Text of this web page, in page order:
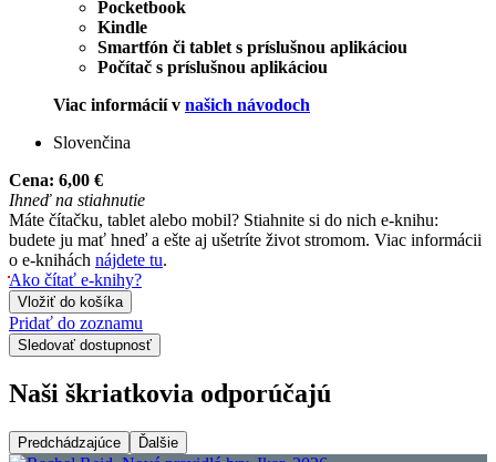
Pocketbook
Kindle
Smartfón či tablet s príslušnou aplikáciou
Počítač s príslušnou aplikáciou
Viac informácií v našich návodoch
Slovenčina
Cena: 6,00 €
Ihneď na stiahnutie
Máte čítačku, tablet alebo mobil? Stiahnite si do nich e-knihu:
budete ju mať hneď a ešte aj ušetríte život stromom. Viac informácii
o e-knihách nájdete tu.
Ako čítať e-knihy?
Vložiť do košíka
Pridať do zoznamu
Sledovať dostupnosť
Naši škriatkovia odporúčajú
Predchádzajúce Ďalšie